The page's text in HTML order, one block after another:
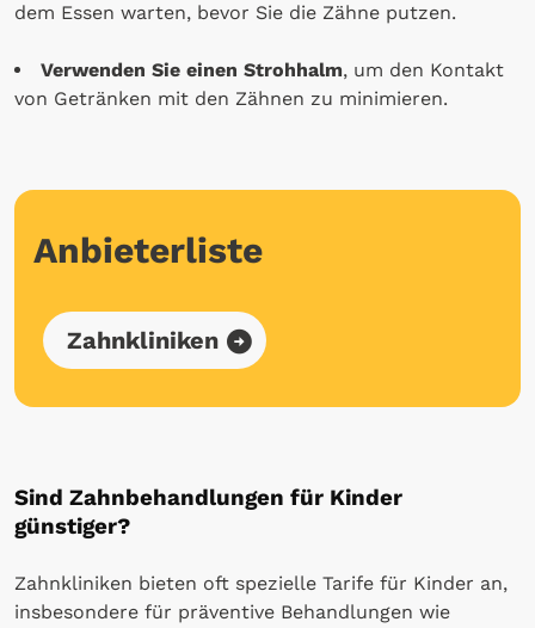
dem Essen warten, bevor Sie die Zähne putzen.
Verwenden Sie einen Strohhalm, um den Kontakt
von Getränken mit den Zähnen zu minimieren.
Anbieterliste
Zahnkliniken
Sind Zahnbehandlungen für Kinder
günstiger?
Zahnkliniken bieten oft spezielle Tarife für Kinder an,
insbesondere für präventive Behandlungen wie